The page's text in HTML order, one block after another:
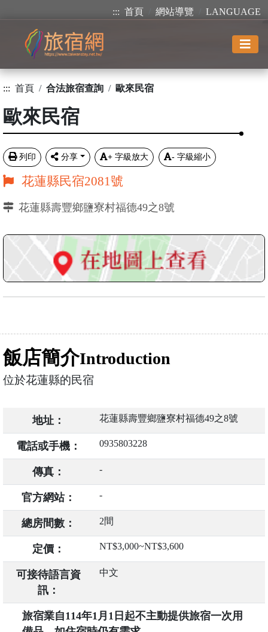
::: 首頁 網站導覽 LANGUAGE
::: 首頁 合法旅宿查詢 歐來民宿
歐來民宿
列印 分享 + 字級放大 - 字級縮小
花蓮縣民宿2081號
花蓮縣壽豐鄉鹽寮村福德49之8號
飯店簡介Introduction
位於花蓮縣的民宿
地址： 花蓮縣壽豐鄉鹽寮村福德49之8號
電話或手機： 0935803228
傳真： -
官方網站： -
總房間數： 2間
定價： NT$3,000~NT$3,600
可接待語言資
訊：
中文
旅宿業自114年1月1日起不主動提供旅宿一次用